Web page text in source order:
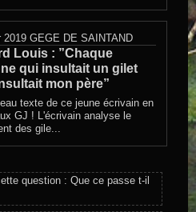
2019 GEGE DE SAINTAND
Louis : ”Chaque
qui insultait un gilet
mon père”
texte de ce jeune écrivain en
GJ ! L'écrivain analyse le
des gile...
question : Que ce passe t-il